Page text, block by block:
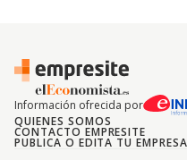
Información ofrecida por
QUIENES SOMOS
CONTACTO EMPRESITE
PUBLICA O EDITA TU EMPRESA